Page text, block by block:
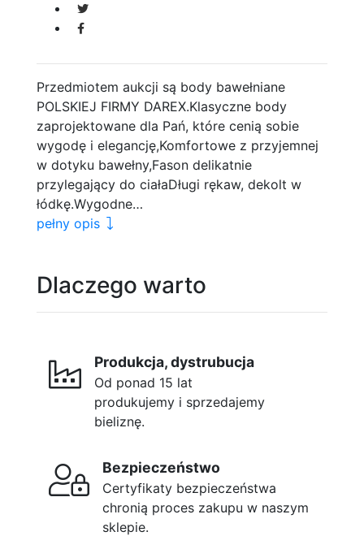
Przedmiotem aukcji są body bawełniane
POLSKIEJ FIRMY DAREX.Klasyczne body
zaprojektowane dla Pań, które cenią sobie
wygodę i elegancję,Komfortowe z przyjemnej
w dotyku bawełny,Fason delikatnie
przylegający do ciałaDługi rękaw, dekolt w
łódkę.Wygodne…
pełny opis
Dlaczego warto
Produkcja, dystrubucja
Od ponad 15 lat
produkujemy i sprzedajemy
bieliznę.
Bezpieczeństwo
Certyfikaty bezpieczeństwa
chronią proces zakupu w naszym
sklepie.